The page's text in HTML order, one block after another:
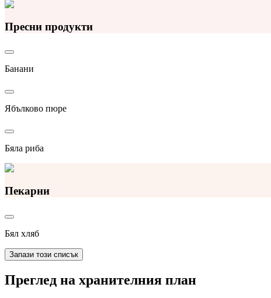
Пресни продукти
Банани
Ябълково пюре
Бяла риба
Пекарни
Бял хляб
Запази този списък
Преглед на хранителния план